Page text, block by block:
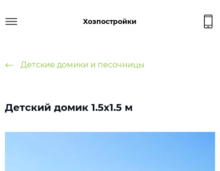
Хозпостройки
Детские домики и песочницы
Детский домик 1.5х1.5 м